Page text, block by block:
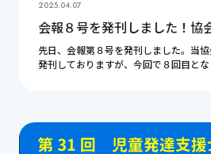
2025.04.07
会報８号を発刊しました！協
先日、会報第８号を発刊しました。当
発刊しておりますが、今回で８回目と